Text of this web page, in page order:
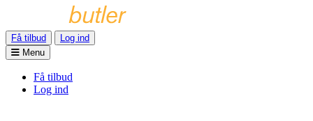
Få tilbud
Log ind
Menu
Få tilbud
Log ind